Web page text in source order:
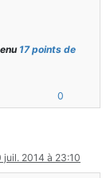
17 points de
0
juil. 2014 à 23:10